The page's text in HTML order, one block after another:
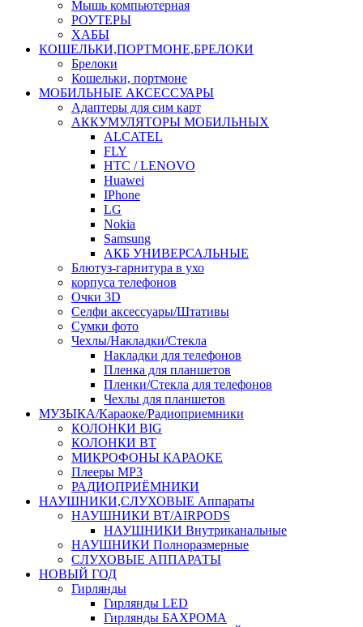
Мышь компьютерная
РОУТЕРЫ
ХАБЫ
КОШЕЛЬКИ,ПОРТМОНЕ,БРЕЛОКИ
Брелоки
Кошельки, портмоне
МОБИЛЬНЫЕ АКСЕССУАРЫ
Адаптеры для сим карт
АККУМУЛЯТОРЫ МОБИЛЬНЫХ
ALCATEL
FLY
HTC / LENOVO
Huawei
IPhone
LG
Nokia
Samsung
АКБ УНИВЕРСАЛЬНЫЕ
Блютуз-гарнитура в ухо
корпуса телефонов
Очки 3D
Селфи аксессуары/Штативы
Сумки фото
Чехлы/Накладки/Стекла
Накладки для телефонов
Пленка для планшетов
Пленки/Стекла для телефонов
Чехлы для планшетов
МУЗЫКА/Караоке/Радиоприемники
КОЛОНКИ BIG
КОЛОНКИ BT
МИКРОФОНЫ КАРАОКЕ
Плееры MP3
РАДИОПРИЁМНИКИ
НАУШНИКИ,СЛУХОВЫЕ Аппараты
НАУШНИКИ BT/AIRPODS
НАУШНИКИ Внутриканальные
НАУШНИКИ Полноразмерные
СЛУХОВЫЕ АППАРАТЫ
НОВЫЙ ГОД
Гирлянды
Гирлянды LED
Гирлянды БАХРОМА